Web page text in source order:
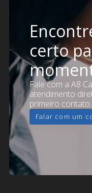
certo
Fale com a A8
atendimento
primeiro contato
Falar com um